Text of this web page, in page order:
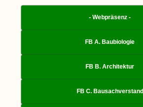
- Webpräsenz -
FB A. Baubiologie
FB B. Architektur
FB C. Bausachverstand